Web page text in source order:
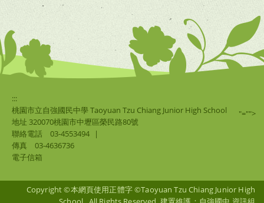
:::
桃園市立自強國民中學 Taoyuan Tzu Chiang Junior High School
地址 320070桃園市中壢區榮民路80號
聯絡電話
03-4553494
|
傳真
03-4636736
電子信箱
"="">
Copyright ©本網頁使用正體字 ©Taoyuan Tzu Chiang Junior High